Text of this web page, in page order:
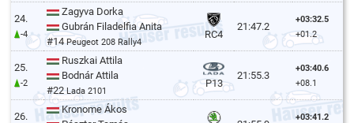
24.
-4
Zagyva Dorka
Gubrán Filadelfia Anita
#14Peugeot 208 Rally4
RC4
21:47.2
+03:32.5
+01.2
25.
-2
Ruszkai Attila
Bodnár Attila
#22Lada 2101
P13
21:55.3
+03:40.6
+08.1
26.
Kronome Ákos
+03:41.2